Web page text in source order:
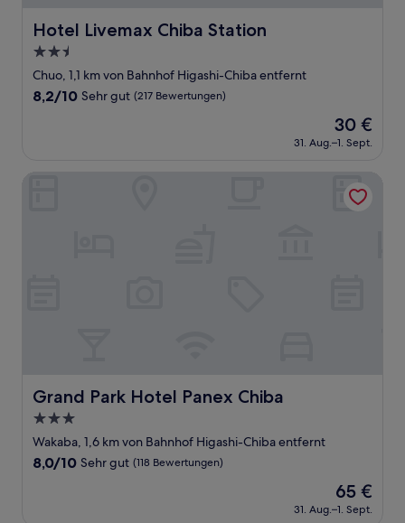
Hotel Livemax Chiba Station
Hotel Livemax Chiba Station
2.5-
Sterne-
Unterkunft
Chuo, 1,1 km von Bahnhof Higashi-Chiba entfernt
8.2
(217
8,2/10 Sehr gut (217 Bewertungen)
Der
Preis
beträgt
30 €
31. Aug.–1. Sept.
Grand Park Hotel Panex Chiba
Grand Park Hotel Panex Chiba
3.0-
Sterne-
Unterkunft
Wakaba, 1,6 km von Bahnhof Higashi-Chiba entfernt
8.0
8,0/10 Sehr gut (118 Bewertungen)
Der
Preis
65 €
31. Aug.–1. Sept.